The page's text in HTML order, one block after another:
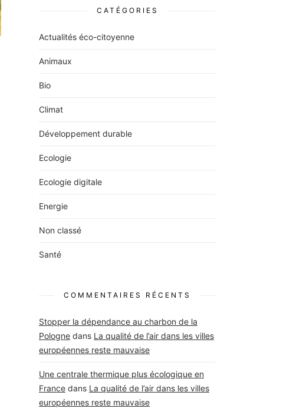
CATÉGORIES
Actualités éco-citoyenne
Animaux
Bio
Climat
Développement durable
Ecologie
Ecologie digitale
Energie
Non classé
Santé
COMMENTAIRES RÉCENTS
Stopper la dépendance au charbon de la
Pologne dans La qualité de l’air dans les villes
européennes reste mauvaise
Une centrale thermique plus écologique en
France dans La qualité de l’air dans les villes
européennes reste mauvaise